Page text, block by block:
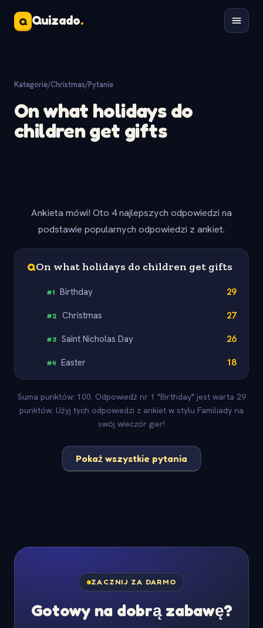
Q Quizado.
Kategorie/Christmas/Pytanie
On what holidays do
children get gifts
Ankieta mówi! Oto 4 najlepszych odpowiedzi na
podstawie popularnych odpowiedzi z ankiet.
QOn what holidays do children get gifts
#1 Birthday 29
#2 Christmas 27
#3 Saint Nicholas Day 26
#4 Easter 18
Suma punktów: 100. Odpowiedź nr 1 "Birthday" jest warta 29
punktów. Użyj tych odpowiedzi z ankiet w stylu Familiady na
swój wieczór gier!
Pokaż wszystkie pytania
ZACZNIJ ZA DARMO
Gotowy na dobrą zabawę?